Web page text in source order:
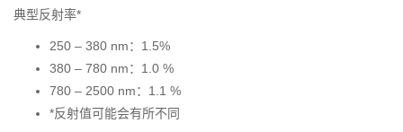
典型反射率*
250 – 380 nm：1.5%
380 – 780 nm：1.0 %
780 – 2500 nm：1.1 %
*反射值可能会有所不同